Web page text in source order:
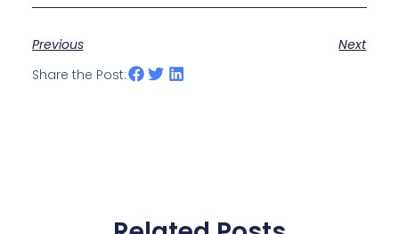
Previous
Next
Share the Post: